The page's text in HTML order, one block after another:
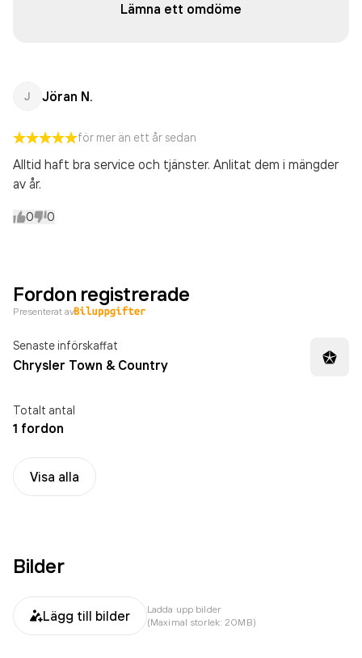
Lämna ett omdöme
J Jöran N.
för mer än ett år sedan
Alltid haft bra service och tjänster. Anlitat dem i mängder
av år.
0 0
Fordon registrerade
Presenterat av
Senaste införskaffat
Chrysler Town & Country
Totalt antal
1 fordon
Visa alla
Bilder
Lägg till bilder
Ladda upp bilder
(Maximal storlek: 20MB)